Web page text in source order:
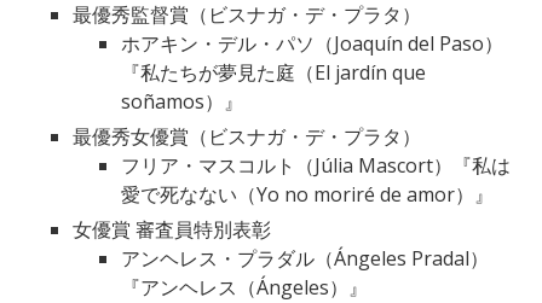
最優秀監督賞（ビスナガ・デ・プラタ）
ホアキン・デル・パソ（Joaquín del Paso）
『私たちが夢見た庭（El jardín que
soñamos）』
最優秀女優賞（ビスナガ・デ・プラタ）
フリア・マスコルト（Júlia Mascort）『私は
愛で死なない（Yo no moriré de amor）』
女優賞 審査員特別表彰
アンヘレス・プラダル（Ángeles Pradal）
『アンヘレス（Ángeles）』